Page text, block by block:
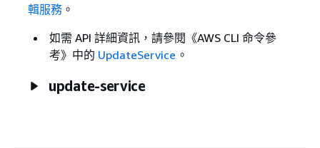
輯服務。
如需 API 詳細資訊，請參閱《AWS CLI 命令參
考》 中的 UpdateService 。
update-service